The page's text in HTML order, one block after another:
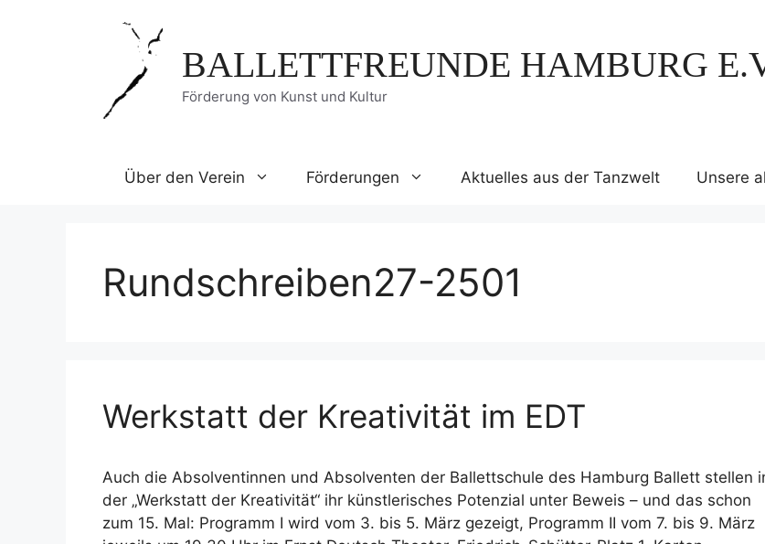
BALLETTFREUNDE HAMBURG
Förderung von Kunst und Kultur
Über den Verein Förderungen Aktuelles aus der Tanzwelt Unsere
Rundschreiben27-2501
Werkstatt der Kreativität im EDT
Auch die Absolventinnen und Absolventen der Ballettschule des Hamburg Ballett stellen
der „Werkstatt der Kreativität“ ihr künstlerisches Potenzial unter Beweis – und das schon
zum 15. Mal: Programm I wird vom 3. bis 5. März gezeigt, Programm II vom 7. bis 9. März